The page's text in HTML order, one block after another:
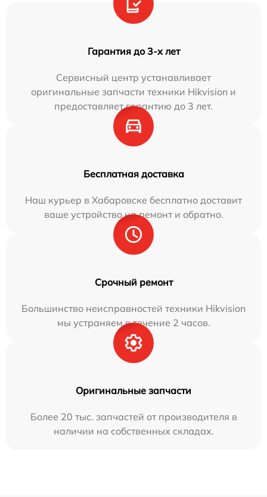
Гарантия до 3-х лет
Сервисный центр устанавливает
оригинальные запчасти техники Hikvision и
предоставляет гарантию до 3 лет.
Бесплатная доставка
Наш курьер в Хабаровске бесплатно доставит
ваше устройство на ремонт и обратно.
Срочный ремонт
Большинство неисправностей техники Hikvision
мы устраняем в течение 2 часов.
Оригинальные запчасти
Более 20 тыс. запчастей от производителя в
наличии на собственных складах.